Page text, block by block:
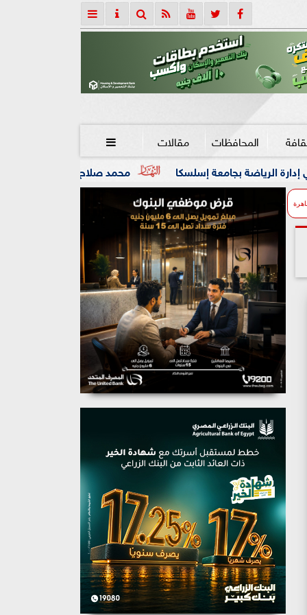
المحافظات مقالات 
محمد صلاح: لم أتوقع هذا الاستقبال.. وسأقاتل من